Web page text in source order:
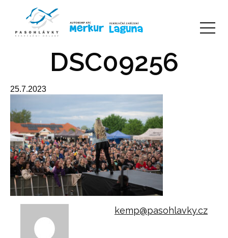
DSC09256
25.7.2023
kemp@pasohlavky.cz